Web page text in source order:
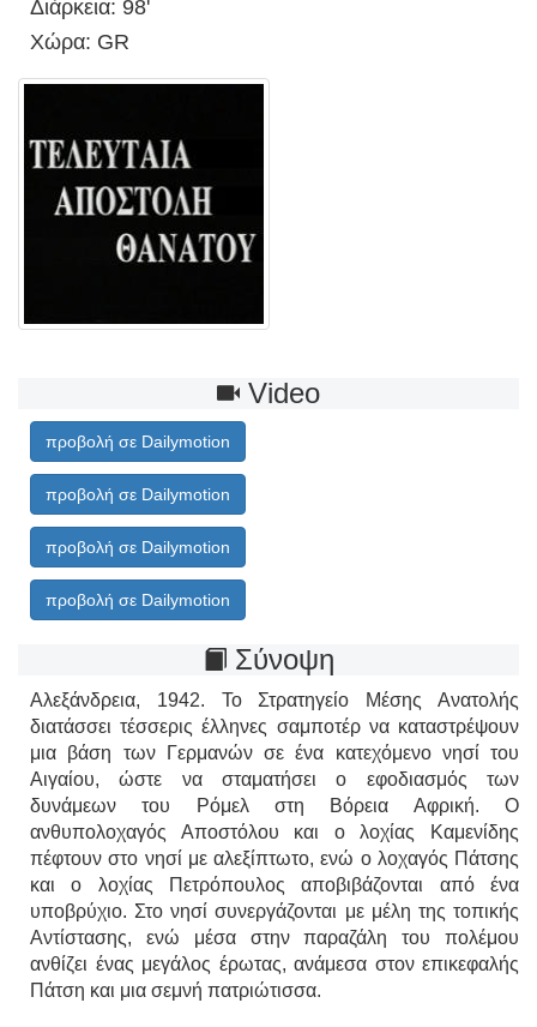
Διάρκεια: 98'
Χώρα: GR
Video
προβολή σε Dailymotion
προβολή σε Dailymotion
προβολή σε Dailymotion
προβολή σε Dailymotion
Σύνοψη
Αλεξάνδρεια, 1942. Το Στρατηγείο Μέσης Ανατολής
διατάσσει τέσσερις έλληνες σαμποτέρ να καταστρέψουν
μια βάση των Γερμανών σε ένα κατεχόμενο νησί του
Αιγαίου, ώστε να σταματήσει ο εφοδιασμός των
δυνάμεων του Ρόμελ στη Βόρεια Αφρική. Ο
ανθυπολοχαγός Αποστόλου και ο λοχίας Καμενίδης
πέφτουν στο νησί με αλεξίπτωτο, ενώ ο λοχαγός Πάτσης
και ο λοχίας Πετρόπουλος αποβιβάζονται από ένα
υποβρύχιο. Στο νησί συνεργάζονται με μέλη της τοπικής
Αντίστασης, ενώ μέσα στην παραζάλη του πολέμου
ανθίζει ένας μεγάλος έρωτας, ανάμεσα στον επικεφαλής
Πάτση και μια σεμνή πατριώτισσα.